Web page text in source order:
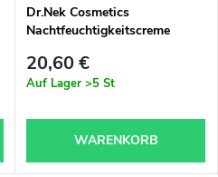
Dr.Nek Cosmetics
Nachtfeuchtigkeitscreme
20,60 €
Auf Lager >5 St
WARENKORB